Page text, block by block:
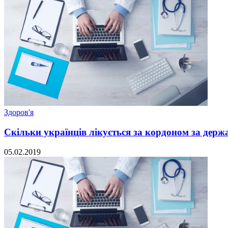
Здоров'я
Скільки українців лікується за кордоном за
05.02.2019